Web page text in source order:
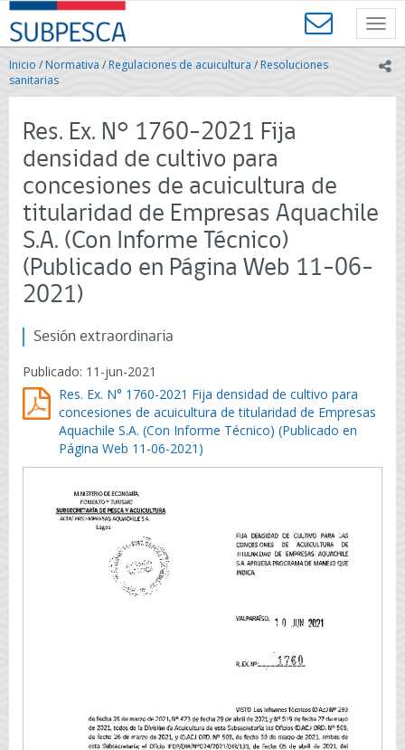
Contenido
principal
SUBPESCA
-
Subsecretaría
de
Pesca
Acuicultura
Gobierno
de
Chile
Inicio /Normativa / Regulaciones de acuicultura /Resoluciones
sanitarias
Res. Ex. N° 1760-2021 Fija
densidad de cultivo para
concesiones de acuicultura de
titularidad de Empresas Aquachile
S.A. (Con Informe Técnico)
(Publicado en Página Web 11-06-
2021)
Sesión extraordinaria
Publicado: 11-jun-2021
Res. Ex. N° 1760-2021 Fija densidad de cultivo para
concesiones de acuicultura de titularidad de Empresas
Aquachile S.A. (Con Informe Técnico) (Publicado en
Página Web 11-06-2021)